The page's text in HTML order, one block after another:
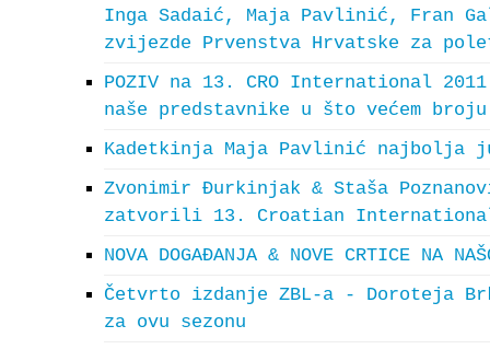
Inga Sadaić, Maja Pavlinić, Fran
zvijezde Prvenstva Hrvatske za
POZIV na 13. CRO International
naše predstavnike u što većem broju
Kadetkinja Maja Pavlinić najbolja
Zvonimir Đurkinjak & Staša
zatvorili 13. Croatian
NOVA DOGAĐANJA & NOVE CRTICE NA
Četvrto izdanje ZBL-a - Doroteja
za ovu sezonu